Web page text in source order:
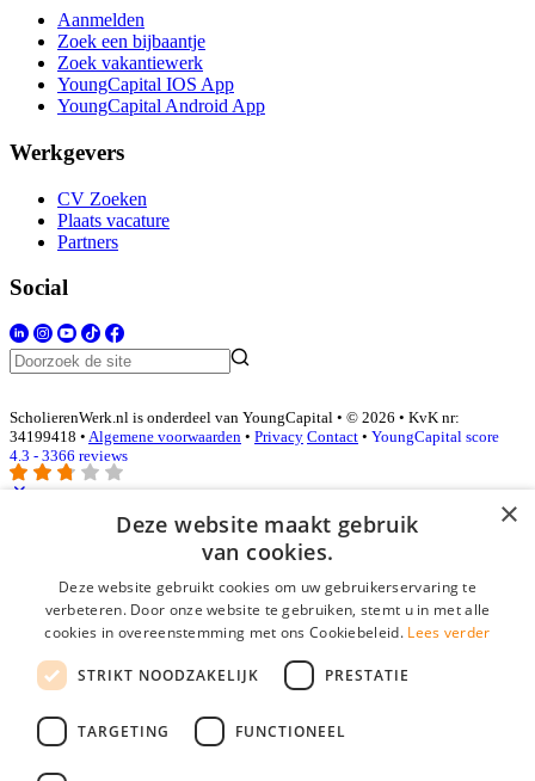
Aanmelden
Zoek een bijbaantje
Zoek vakantiewerk
YoungCapital IOS App
YoungCapital Android App
Werkgevers
CV Zoeken
Plaats vacature
Partners
Social
ScholierenWerk.nl is onderdeel van YoungCapital • © 2026 • KvK nr:
34199418 • Algemene voorwaarden • Privacy Contact • YoungCapital score
4.3 - 3366 reviews
Inloggen als bedrijf
E-mail*
Wachtwoord
login gegevens onthouden
login
Bedrijf aanmelden
×
Deze website maakt gebruik
van cookies.
Deze website gebruikt cookies om uw gebruikerservaring te
verbeteren. Door onze website te gebruiken, stemt u in met alle
cookies in overeenstemming met ons Cookiebeleid. Lees verder
STRIKT NOODZAKELIJK PRESTATIE
TARGETING FUNCTIONEEL